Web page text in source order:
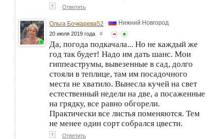
↑ Ответить
Ольга Бочкарева52 Нижний Новгород
20 июля 2019 года #
Да, погода подкачала... Но не каждый же
год так будет! Надо им дать шанс. Мои
гиппеаструмы, вывезенные в сад, долго
стояли в теплице, там им посадочного
места не хватило. Вынесла кучей на свет
естественный недели на две, а посаженные
на грядку, все равно обгорели.
Практически все листья поменяются. Тем
не менее один сорт собрался цвести.
↑ Ответить